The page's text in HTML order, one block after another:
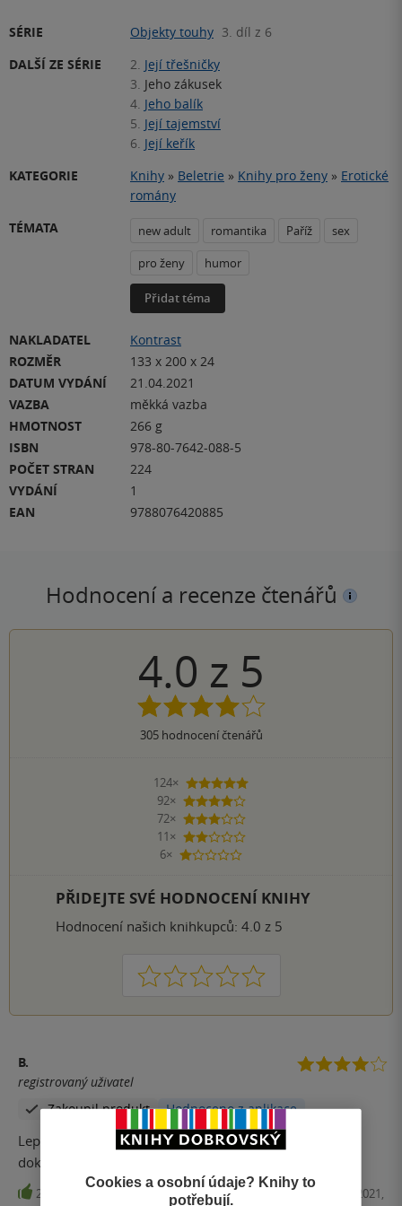
SÉRIE Objekty touhy 3. díl z 6
DALŠÍ ZE SÉRIE
2. Její třešničky
3. Jeho zákusek
4. Jeho balík
5. Její tajemství
6. Její keřík
KATEGORIE
Knihy » Beletrie » Knihy pro ženy » Erotické
romány
TÉMATA
new adult romantika Paříž
sex
pro ženy
humor
Přidat téma
NAKLADATEL
Kontrast
ROZMĚR
133 x 200 x 24
DATUM VYDÁNÍ
21.04.2021
VAZBA
měkká vazba
HMOTNOST
266 g
ISBN
978-80-7642-088-5
POČET STRAN
224
VYDÁNÍ
1
EAN
9788076420885
Hodnocení a recenze čtenářů
4.0 z 5
305hodnocení čtenářů
124×
5 hvězdiček
92×
4 hvězdičky
72×
3 hvězdičky
11×
2 hvězdičky
6×
1 hvezdička
PŘIDEJTE SVÉ HODNOCENÍ KNIHY
Hodnocení našich knihkupců: 4.0 z 5
1 2 3 4 5
B.
registrovaný uživatel
Zakoupil produkt
Hodnoceno z aplikace
Lepsi nez druhy dil i presto, ze uz je to vse ohravane
dokola :)
23 E-kniha, Kontrast, 2021,
Cookies a osobní údaje? Knihy to
potřebují.